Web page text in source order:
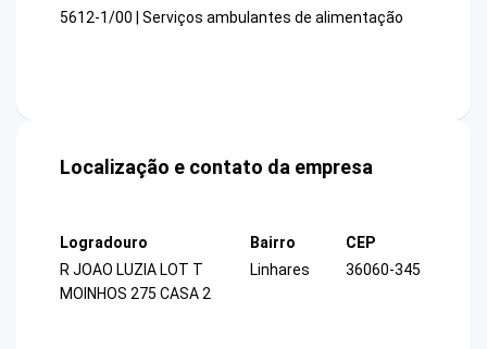
5612-1/00 | Serviços ambulantes de alimentação
Localização e contato da empresa
Logradouro
R JOAO LUZIA LOT T
MOINHOS 275 CASA 2
Bairro
Linhares
CEP
36060-345